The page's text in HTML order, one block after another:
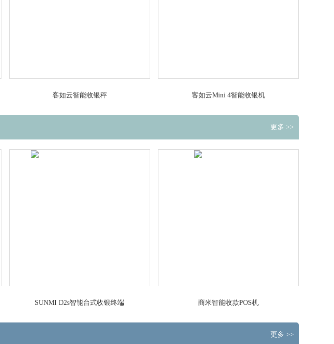
客如云智能收银秤 客如云Mini 4智能收银机
更多 >>
SUNMI D2s智能台式收银终端 商米智能收款POS机
更多 >>